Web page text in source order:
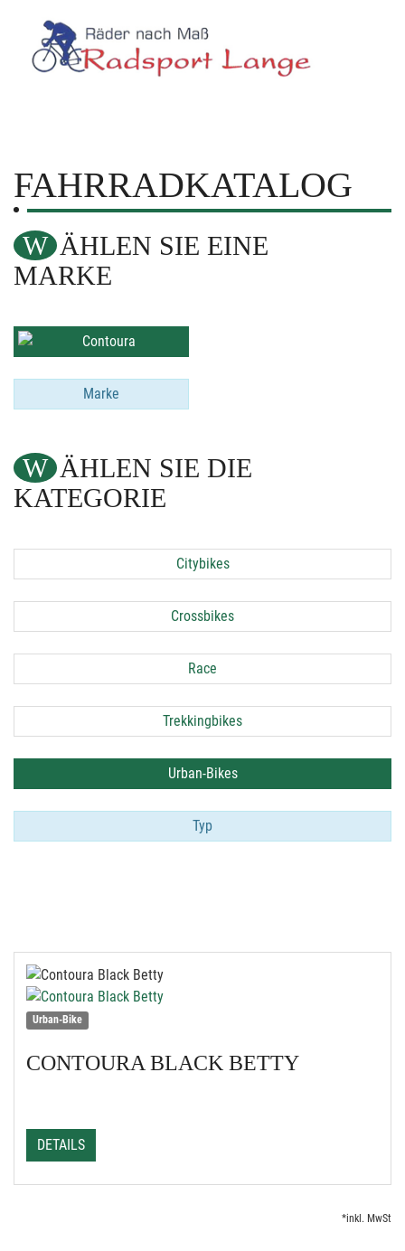
FAHRRADKATALOG
WÄHLEN SIE EINE
MARKE
Marke
WÄHLEN SIE DIE
KATEGORIE
Citybikes
Crossbikes
Race
Trekkingbikes
Urban-Bikes
Typ
Urban-Bike
CONTOURA BLACK BETTY
DETAILS
*inkl. MwSt